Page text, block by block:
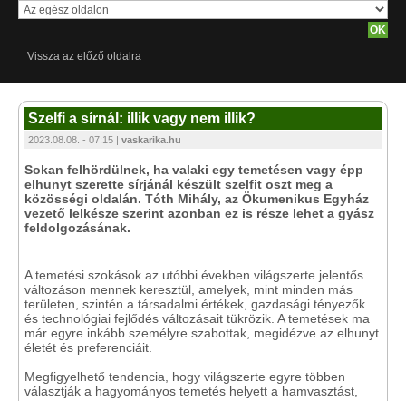
Vissza az előző oldalra
Szelfi a sírnál: illik vagy nem illik?
2023.08.08. - 07:15 | vaskarika.hu
Sokan felhördülnek, ha valaki egy temetésen vagy épp
elhunyt szerette sírjánál készült szelfit oszt meg a
közösségi oldalán. Tóth Mihály, az Ökumenikus Egyház
vezető lelkésze szerint azonban ez is része lehet a gyász
feldolgozásának.
A temetési szokások az utóbbi években világszerte jelentős
változáson mennek keresztül, amelyek, mint minden más
területen, szintén a társadalmi értékek, gazdasági tényezők
és technológiai fejlődés változásait tükrözik. A temetések ma
már egyre inkább személyre szabottak, megidézve az elhunyt
életét és preferenciáit.
Megfigyelhető tendencia, hogy világszerte egyre többen
választják a hagyományos temetés helyett a hamvasztást,